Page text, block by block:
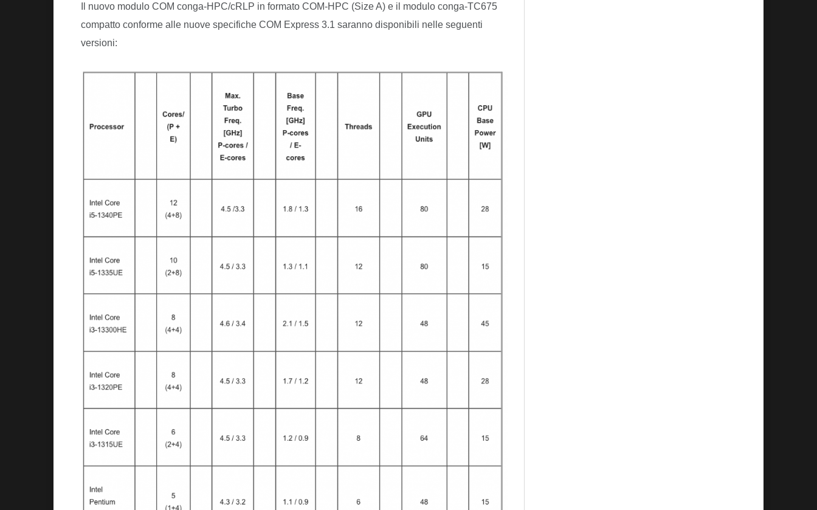
Il nuovo modulo COM conga-HPC/cRLP in formato COM-HPC (Size A) e il modulo conga-TC675
compatto conforme alle nuove specifiche COM Express 3.1 saranno disponibili nelle seguenti
versioni: